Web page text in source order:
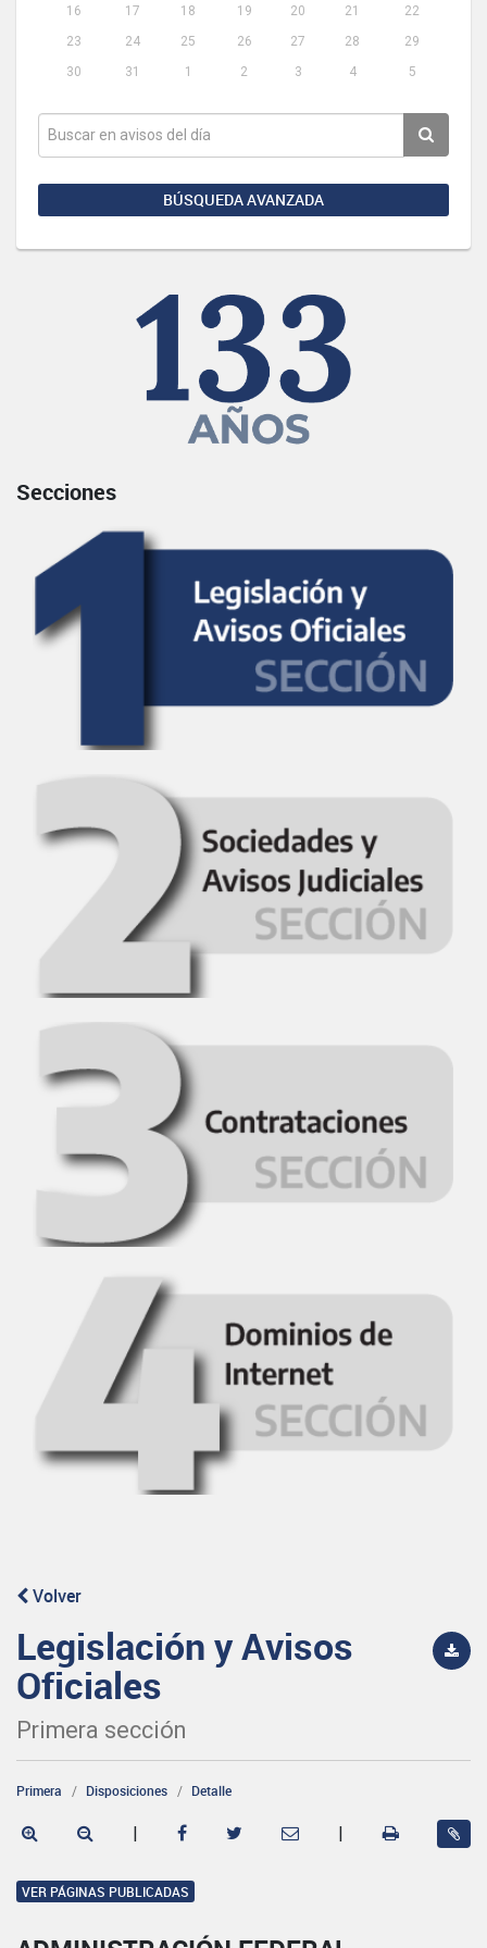
16
17 18 19 20 21
22
23
24 25 26 27 28
29
30
31 1 2 3 4 5
BÚSQUEDA AVANZADA
Secciones
Volver
Legislación y Avisos
Oficiales
Primera sección
Primera Disposiciones Detalle
| |
VER PÁGINAS PUBLICADAS